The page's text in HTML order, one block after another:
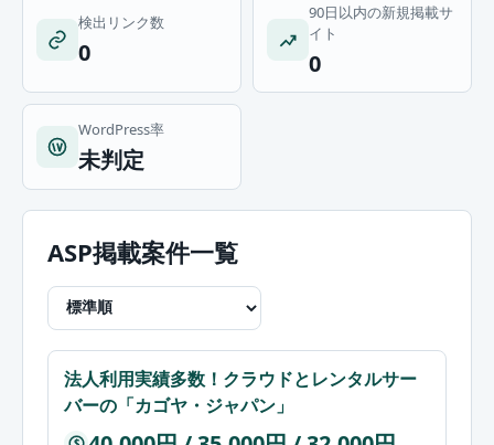
検出リンク数
0
90日以内の新規掲載サ
イト
0
WordPress率
未判定
ASP掲載案件一覧
法人利用実績多数！クラウドとレンタルサー
バーの「カゴヤ・ジャパン」